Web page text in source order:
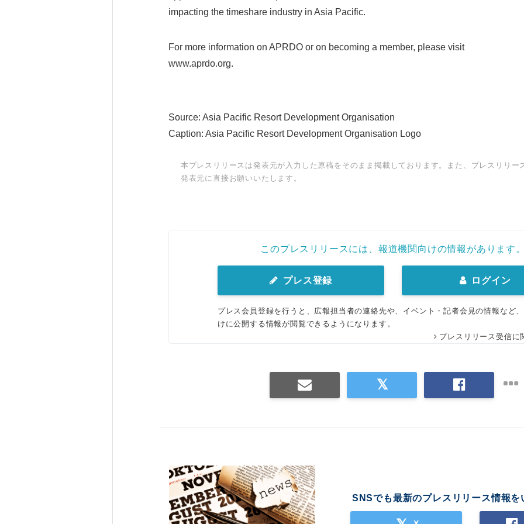
impacting the timeshare industry in Asia Pacific.
For more information on APRDO or on becoming a member, please visit
www.aprdo.org.
Source: Asia Pacific Resort Development Organisation
Caption: Asia Pacific Resort Development Organisation Logo
本プレスリリースは発表元が入力した原稿をそのまま掲載しております。また、プレスリリー
発表元に直接お願いいたします。
このプレスリリースには、報道機関向けの情報があります。
プレス登録 ログイン
プレス会員登録を行うと、広報担当者の連絡先や、イベント・記者会見の情報など
けに公開する情報が閲覧できるようになります。
プレスリリース受信に
SNSでも最新のプレスリリース情報を